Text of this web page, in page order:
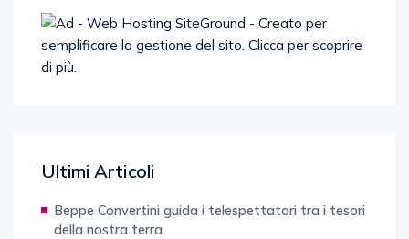
Ultimi Articoli
Beppe Convertini guida i telespettatori tra i tesori
della nostra terra